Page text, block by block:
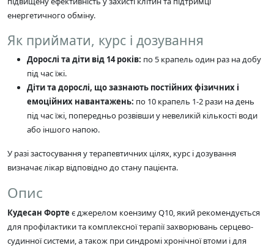
енергетичного обміну.
Як приймати, курс і дозування
Дорослі та діти від 14 років: по 5 крапель один раз на добу
під час їжі.
Діти та дорослі, що зазнають постійних фізичних і
емоційних навантажень: по 10 крапель 1-2 рази на день
під час їжі, попередньо розвівши у невеликій кількості води
або іншого напою.
У разі застосування у терапевтичних цілях, курс і дозування
визначає лікар відповідно до стану пацієнта.
Опис
Кудесан Форте є джерелом коензиму Q10, який рекомендується
для профілактики та комплексної терапії захворювань серцево-
судинної системи, а також при синдромі хронічної втоми і для